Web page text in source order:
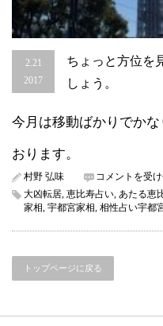
2.21
2017
ちょっと方位を
しょう。
今月は移動ばかりでか
おります。
村野 弘味
ち
ょ
っ
方
を
見
れ
コメントを受
大凶転居, 恵比寿占い, あたる恵
家相, 宇都宮家相, 相性占い宇都
トップページに戻る